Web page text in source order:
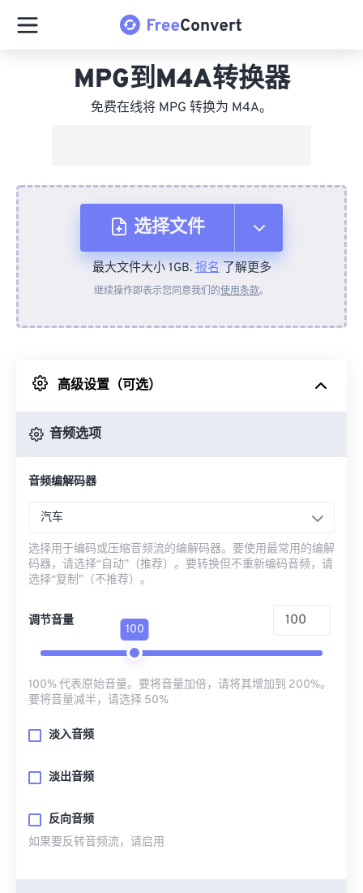
MPG到M4A转换器
免费在线将 MPG 转换为 M4A。
选择文件
从设备
来自 Google Drive
最大文件大小 1GB.报名了解更多
继续操作即表示您同意我们的使用条款。
高级设置（可选）
音频选项
音频编解码器
汽车
选择用于编码或压缩音频流的编解码器。要使用最常用的编解
码器，请选择“自动”（推荐）。要转换但不重新编码音频，请
选择“复制”（不推荐）。
调节音量
100
100% 代表原始音量。要将音量加倍，请将其增加到 200%。
要将音量减半，请选择 50%
淡入音频
淡出音频
反向音频
如果要反转音频流，请启用